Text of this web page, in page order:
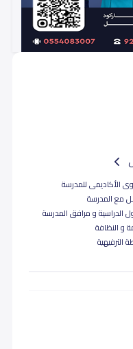
اﻷكاديمى للمدرسة
مع المدرسة
الدراسية و مرافق المدرسة
و النظافة
الترفيهية